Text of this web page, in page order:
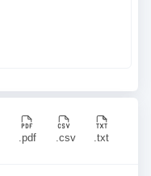
.pdf .csv .txt